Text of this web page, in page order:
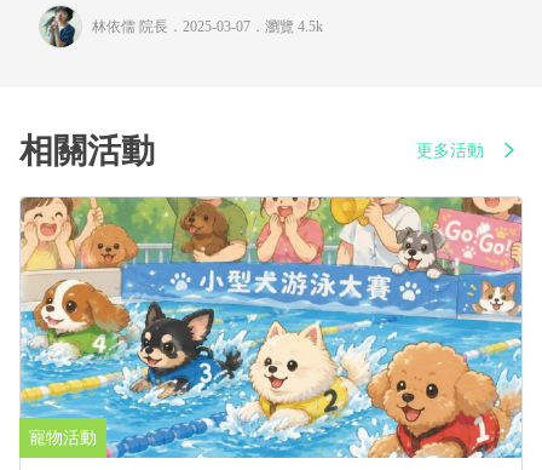
林依儒 院長 ．2025-03-07． 瀏覽 4.5k
相關活動 更多活動